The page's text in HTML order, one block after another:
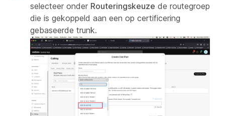
selecteer onder Routeringskeuze de routegroep
die is gekoppeld aan een op certificering
gebaseerde trunk.